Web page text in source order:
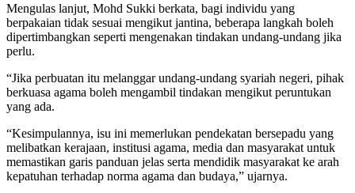
Mengulas lanjut, Mohd Sukki berkata, bagi individu yang
berpakaian tidak sesuai mengikut jantina, beberapa langkah boleh
dipertimbangkan seperti mengenakan tindakan undang-undang jika
perlu.
“Jika perbuatan itu melanggar undang-undang syariah negeri, pihak
berkuasa agama boleh mengambil tindakan mengikut peruntukan
yang ada.
“Kesimpulannya, isu ini memerlukan pendekatan bersepadu yang
melibatkan kerajaan, institusi agama, media dan masyarakat untuk
memastikan garis panduan jelas serta mendidik masyarakat ke arah
kepatuhan terhadap norma agama dan budaya,” ujarnya.